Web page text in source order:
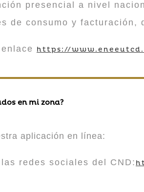
presencial a nivel
de consumo y facturación,
https://
en mi zona?
aplicación en línea:
redes sociales del CND: